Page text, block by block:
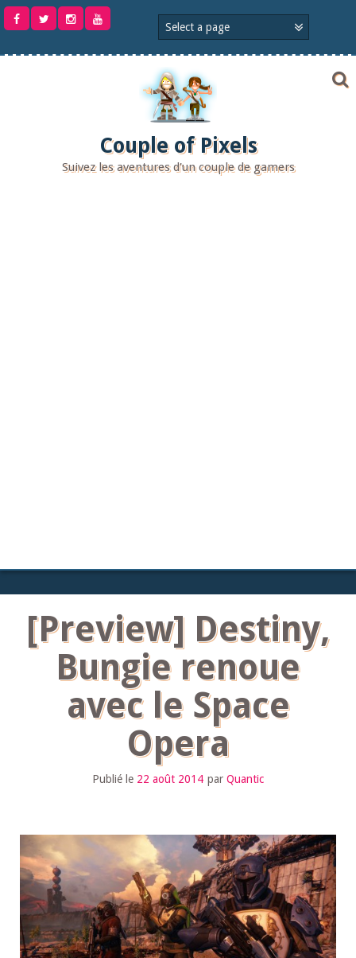
Aller
Couple of Pixels
Suivez les aventures d'un couple de gamers
[Preview] Destiny,
Bungie renoue
avec le Space
Opera
Publié le 22 août 2014 par Quantic